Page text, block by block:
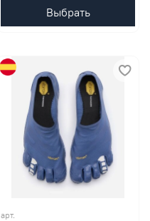
Выбрать
арт.